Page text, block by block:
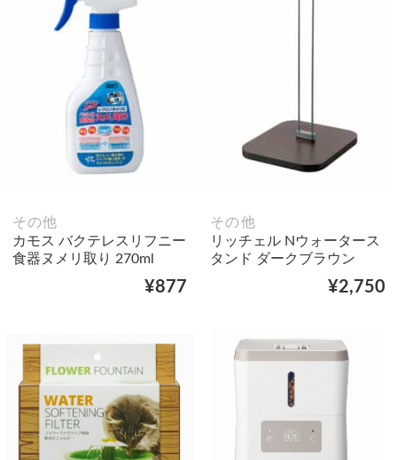
その他
カモス バクテレスリフニー
食器ヌメリ取り 270ml
¥877
その他
リッチェル Nウォータース
タンド ダークブラウン
¥2,750